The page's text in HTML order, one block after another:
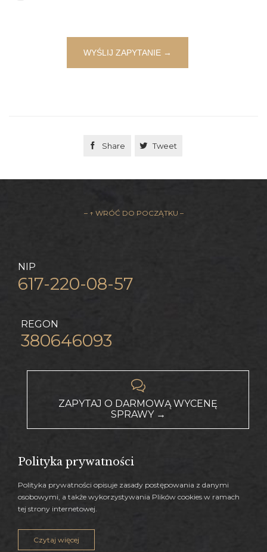
 Share  Tweet
– ↑ WRÓĆ DO POCZĄTKU –
NIP
617-220-08-57
REGON
380646093

ZAPYTAJ O DARMOWĄ WYCENĘ
SPRAWY →
Polityka prywatności
Polityka prywatności opisuje zasady postępowania z danymi
osobowymi, a także wykorzystywania Plików cookies w ramach
tej strony internetowej
Czytaj więcej